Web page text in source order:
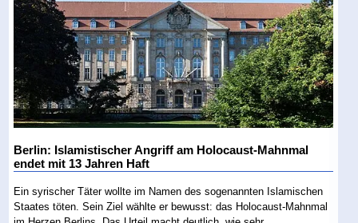
Berlin: Islamistischer Angriff am Holocaust-Mahnmal
endet mit 13 Jahren Haft
Ein syrischer Täter wollte im Namen des sogenannten Islamischen
Staates töten. Sein Ziel wählte er bewusst: das Holocaust-Mahnmal